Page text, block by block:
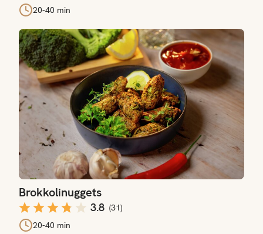
20-40 min
Brokkolinuggets
3.8 (31)
20-40 min
Brokkolinuggets